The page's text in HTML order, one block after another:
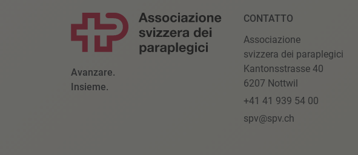
Avanzare.
Insieme.
CONTATTO
Associazione
svizzera dei paraplegici
Kantonsstrasse 40
6207 Nottwil
+41 41 939 54 00
spv@spv.ch